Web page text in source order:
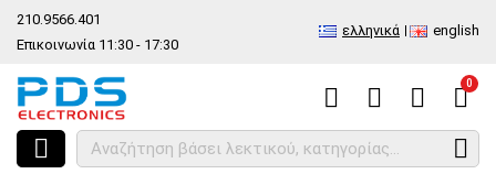
210.9566.401
Επικοινωνία 11:30 - 17:30
ελληνικά english
0
HOME Ανά Μάρκα - Μοντέλο Κινητά Samsung Galaxy Note